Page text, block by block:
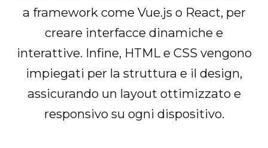
a framework come Vue.js o React, per
creare interfacce dinamiche e
interattive. Infine, HTML e CSS vengono
impiegati per la struttura e il design,
assicurando un layout ottimizzato e
responsivo su ogni dispositivo.